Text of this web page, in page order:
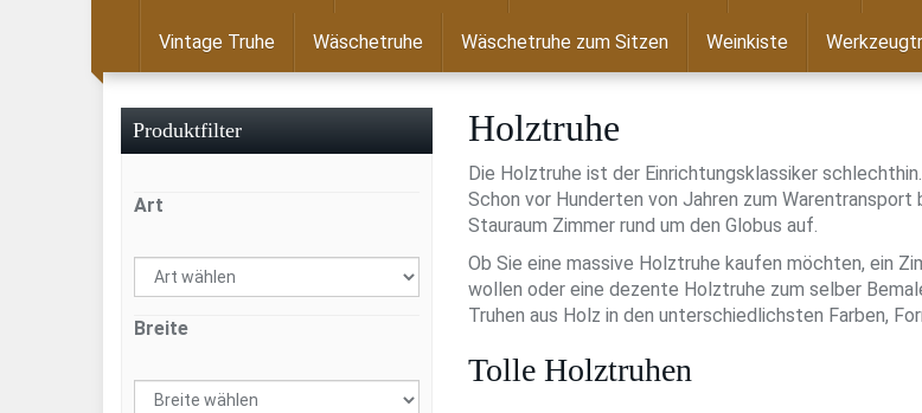
Vintage Truhe Wäschetruhe Wäschetruhe zum Sitzen Weinkiste
Holztruhe
Die Holztruhe ist der Einrichtungsklassiker
Schon vor Hunderten von Jahren zum
Stauraum Zimmer rund um den Globus auf.
Ob Sie eine massive Holztruhe kaufen möchten, ein
wollen oder eine dezente Holztruhe zum selber
Truhen aus Holz in den unterschiedlichsten Farben,
Tolle Holztruhen
Produktfilter
Art
Breite